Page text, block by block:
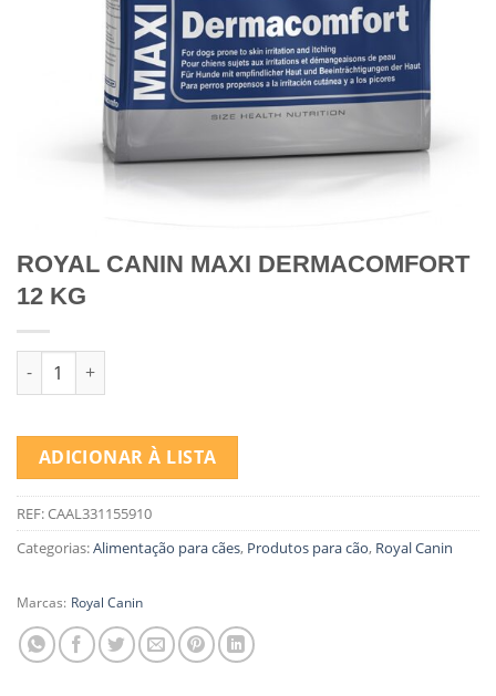
ROYAL CANIN MAXI DERMACOMFORT
12 KG
Quantidade de ROYAL CANIN MAXI DERMACOMFORT 12 KG
ADICIONAR À LISTA
REF:CAAL331155910
Categorias:Alimentação para cães, Produtos para cão, Royal Canin
Marcas: Royal Canin